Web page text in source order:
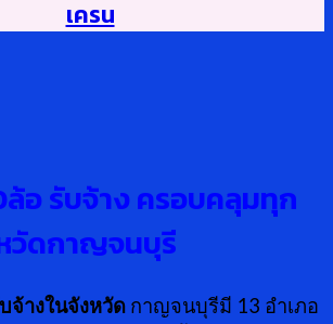
เครน
ล้อ รับจ้าง ครอบคลุมทุก
วัดกาญจนบุรี
จ้างในจังหวัด กาญจนบุรีมี 13 อำเภอ